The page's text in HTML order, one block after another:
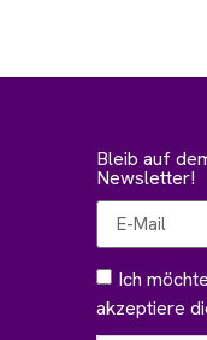
Bleib auf
Newsletter!
Ich
akzeptiere